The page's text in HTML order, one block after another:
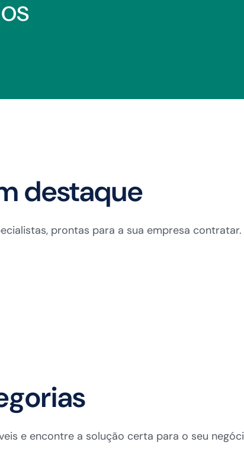
destaque
prontas para a sua empresa contratar.
e encontre a solução certa para o seu